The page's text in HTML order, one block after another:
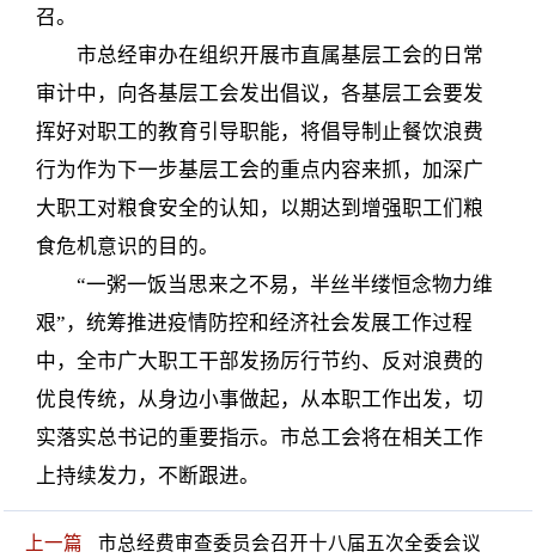
召。
市总经审办在组织开展市直属基层工会的日常
审计中，向各基层工会发出倡议，各基层工会要发
挥好对职工的教育引导职能，将倡导制止餐饮浪费
行为作为下一步基层工会的重点内容来抓，加深广
大职工对粮食安全的认知，以期达到增强职工们粮
食危机意识的目的。
“一粥一饭当思来之不易，半丝半缕恒念物力维
艰”，统筹推进疫情防控和经济社会发展工作过程
中，全市广大职工干部发扬厉行节约、反对浪费的
优良传统，从身边小事做起，从本职工作出发，切
实落实总书记的重要指示。市总工会将在相关工作
上持续发力，不断跟进。
上一篇 市总经费审查委员会召开十八届五次全委会议